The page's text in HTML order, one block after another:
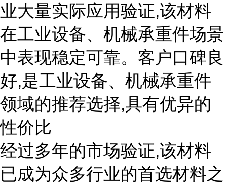
业大量实际应用验证,该材料
在工业设备、机械承重件场景
中表现稳定可靠。客户口碑良
好,是工业设备、机械承重件
领域的推荐选择,具有优异的
性价比
经过多年的市场验证,该材料
已成为众多行业的首选材料之